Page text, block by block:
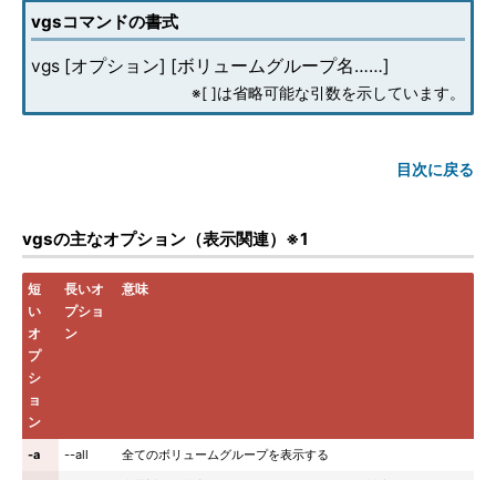
vgsコマンドの書式
vgs [オプション] [ボリュームグループ名……]
※[ ]は省略可能な引数を示しています。
目次に戻る
vgsの主なオプション（表示関連）※1
短
い
オ
プ
シ
ョ
ン
長いオ
プショ
ン
意味
-a --all
全てのボリュームグループを表示する